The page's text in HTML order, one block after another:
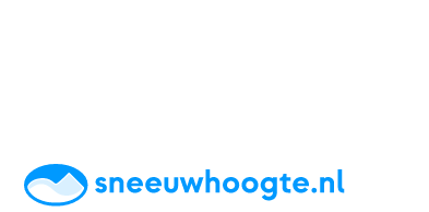
AccommodatiesTipsReviewsLive updatesApp